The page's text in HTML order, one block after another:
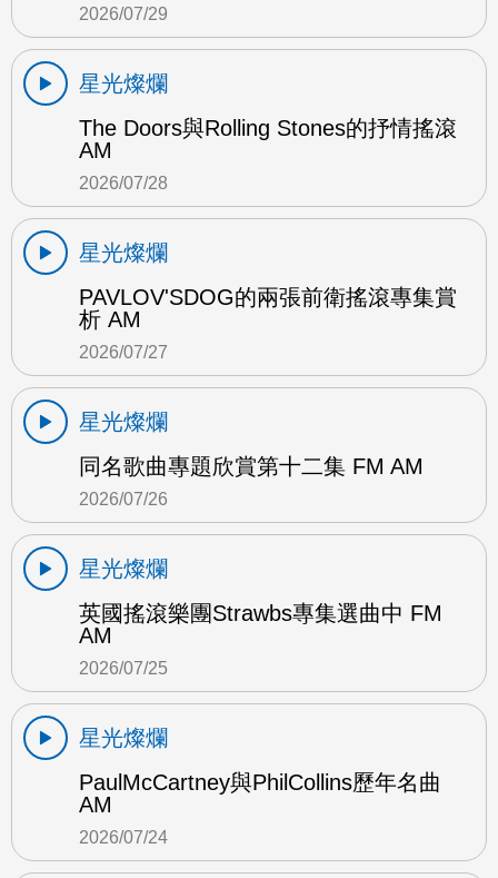
2026/07/29
星光燦爛
The Doors與Rolling Stones的抒情搖滾
AM
2026/07/28
星光燦爛
PAVLOV'SDOG的兩張前衛搖滾專集賞
析 AM
2026/07/27
星光燦爛
同名歌曲專題欣賞第十二集 FM AM
2026/07/26
星光燦爛
英國搖滾樂團Strawbs專集選曲中 FM
AM
2026/07/25
星光燦爛
PaulMcCartney與PhilCollins歷年名曲
AM
2026/07/24